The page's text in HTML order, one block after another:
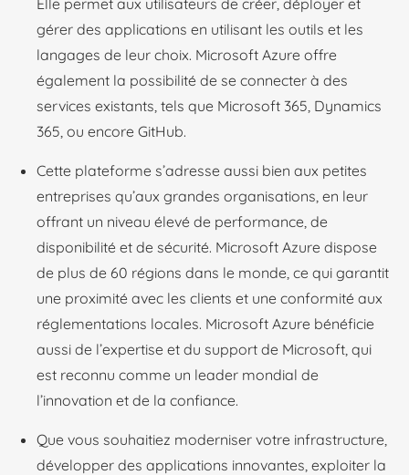
Elle permet aux utilisateurs de créer, déployer et
gérer des applications en utilisant les outils et les
langages de leur choix. Microsoft Azure offre
également la possibilité de se connecter à des
services existants, tels que Microsoft 365, Dynamics
365, ou encore GitHub.
Cette plateforme s’adresse aussi bien aux petites
entreprises qu’aux grandes organisations, en leur
offrant un niveau élevé de performance, de
disponibilité et de sécurité. Microsoft Azure dispose
de plus de 60 régions dans le monde, ce qui garantit
une proximité avec les clients et une conformité aux
réglementations locales. Microsoft Azure bénéficie
aussi de l’expertise et du support de Microsoft, qui
est reconnu comme un leader mondial de
l’innovation et de la confiance.
Que vous souhaitiez moderniser votre infrastructure,
développer des applications innovantes, exploiter la